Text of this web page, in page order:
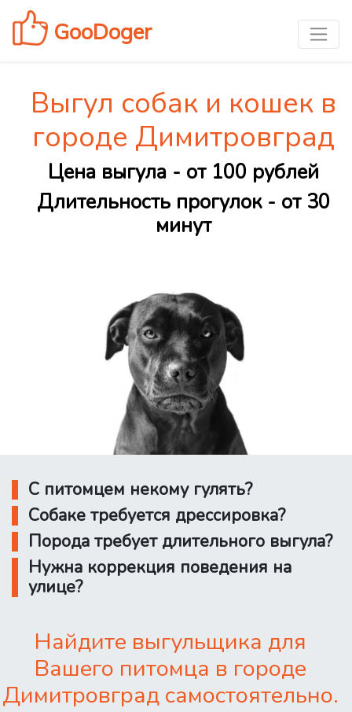
GooDoger
Выгул собак и кошек в
городе Димитровград
Цена выгула - от 100 рублей
Длительность прогулок - от 30
минут
С питомцем некому гулять?
Собаке требуется дрессировка?
Порода требует длительного выгула?
Нужна коррекция поведения на
улице?
Найдите выгульщика для
Вашего питомца в городе
Димитровград самостоятельно.